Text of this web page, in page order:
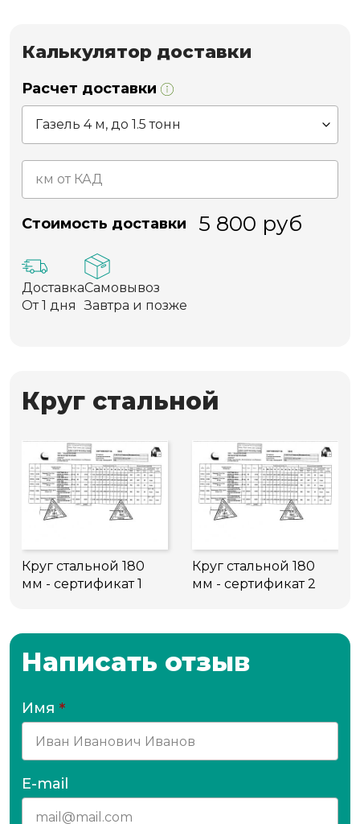
Калькулятор доставки
Расчет доставки
Стоимость доставки 5 800 руб
Доставка
От 1 дня
Самовывоз
Завтра и позже
Круг стальной
Круг стальной 180
мм - сертификат 1
Круг стальной 180
мм - сертификат 2
Написать отзыв
Имя *
E-mail